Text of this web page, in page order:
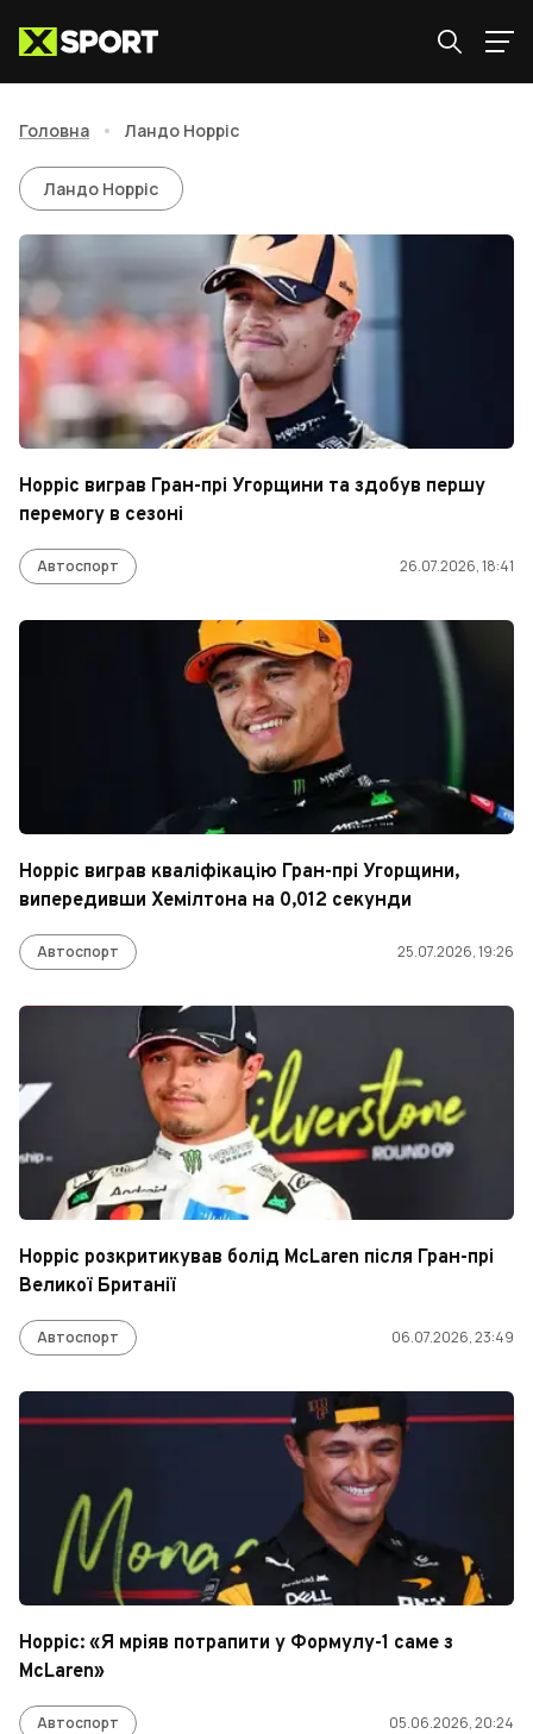
Головна • Ландо Норріс
Ландо Норріс
Ландо Норріс
Норріс виграв Гран-прі Угорщини та здобув першу
перемогу в сезоні
Автоспорт 26.07.2026, 18:41
Норріс виграв кваліфікацію Гран-прі Угорщини,
випередивши Хемілтона на 0,012 секунди
Автоспорт 25.07.2026, 19:26
Норріс розкритикував болід McLaren після Гран-прі
Великої Британії
Автоспорт 06.07.2026, 23:49
Норріс: «Я мріяв потрапити у Формулу-1 саме з
McLaren»
Автоспорт 05.06.2026, 20:24